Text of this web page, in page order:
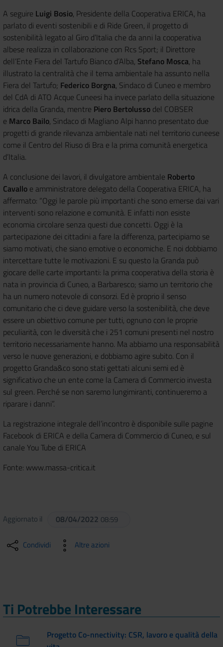
A seguire Luigi Bosio, Presidente della Cooperativa ERICA, ha
parlato di eventi sostenibili e di Ride Green, il progetto di
sostenibilità legato al Giro d’Italia che da anni la cooperativa
albese realizza in collaborazione con Rcs Sport; il Direttore
dell’Ente Fiera del Tartufo Bianco d’Alba, Stefano Mosca, ha
illustrato la centralità che il tema ambientale ha assunto nella
Fiera del Tartufo; Federico Borgna, Sindaco di Cuneo e membro
del CdA di ATO Acque Cuneesi ha invece parlato della situazione
idrica della Granda, mentre Piero Bertolusso del COBSER
e Marco Bailo, Sindaco di Magliano Alpi hanno presentato due
progetti di grande rilevanza ambientale nati nel territorio cuneese
come il Centro del Riuso di Bra e la prima comunità energetica
d’Italia.
A conclusione dei lavori, il divulgatore ambientale Roberto
Cavallo e amministratore delegato della Cooperativa ERICA, ha
affermato: “Oggi le parole più importanti che sono emerse dai vari
interventi sono relazione e comunità. E infatti non esiste
economia circolare senza questi due concetti. Oggi è la
partecipazione dei cittadini a fare la differenza, partecipiamo se
siamo motivati, che siano emotive o economiche. E noi dobbiamo
intercettare tutte le motivazioni. E su questo la Granda può
giocare delle carte importanti: la prima cooperativa della storia è
nata in provincia di Cuneo, a Barbaresco; siamo un territorio che
ha un numero notevole di consorzi. Ed è proprio il senso
comunitario che ci deve guidare verso la sostenibilità, che deve
essere un obiettivo comune per tutti, ognuno con le proprie
peculiarità, con le diversità che i 251 comuni presenti nel nostro
territorio necessariamente hanno. Ma abbiamo una responsabilità
verso le nuove generazioni, e dobbiamo agire subito. Con il
progetto Granda&co sono stati gettati alcuni semi ed è
significativo che un ente come la Camera di Commercio investa
sul green. Perché se non saremo lungimiranti, continueremo a
riparare i danni”.
La registrazione integrale dell’incontro è disponibile sulle pagine
Facebook di ERICA e della Camera di Commercio di Cuneo, e sul
canale You Tube di ERICA
Fonte: www.massa-critica.it
Aggiornato il 08/04/2022 08:59
Condividi Altre azioni
Ti Potrebbe Interessare
Progetto Co-nnectivity: CSR, lavoro e qualità della